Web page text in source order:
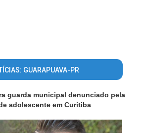
GUARAPUAVA-PR
guarda municipal denunciado pela
adolescente em Curitiba